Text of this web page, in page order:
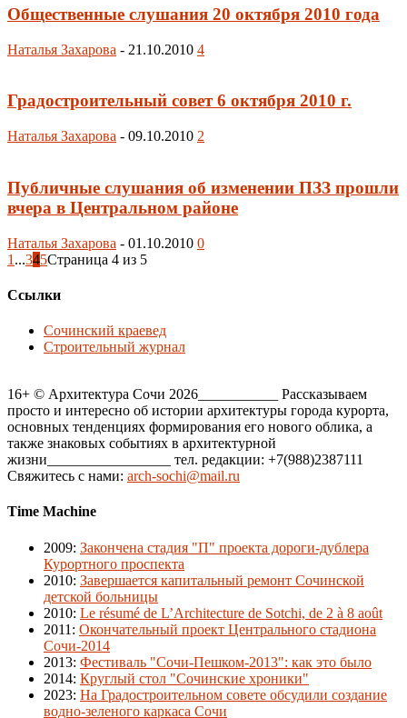
Общественные слушания 20 октября 2010 года
Наталья Захарова - 21.10.2010 4
Градостроительный совет 6 октября 2010 г.
Наталья Захарова - 09.10.2010 2
Публичные слушания об изменении ПЗЗ прошли
вчера в Центральном районе
Наталья Захарова - 01.10.2010 0
1 ...345Страница 4 из 5
Ссылки
Сочинский краевед
Строительный журнал
16+ © Архитектура Сочи 2026___________ Рассказываем
просто и интересно об истории архитектуры города курорта,
основных тенденциях формирования его нового облика, а
также знаковых событиях в архитектурной
жизни_________________ тел. редакции: +7(988)2387111
Свяжитесь с нами: arch-sochi@mail.ru
Time Machine
2009: Закончена стадия "П" проекта дороги-дублера
Курортного проспекта
2010: Завершается капитальный ремонт Сочинской
детской больницы
2010: Le résumé de L’Architecture de Sotchi, de 2 à 8 août
2011 : Окончательный проект Центрального стадиона
Сочи-2014
2013: Фестиваль "Сочи-Пешком-2013": как это было
2014: Круглый стол "Сочинские хроники"
2023: На Градостроительном совете обсудили создание
водно-зеленого каркаса Сочи